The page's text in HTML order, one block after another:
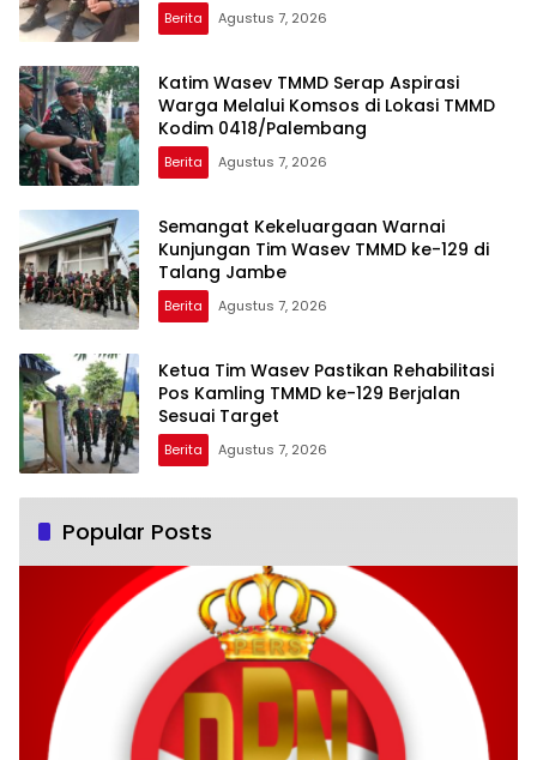
Berita Agustus 7, 2026
Katim Wasev TMMD Serap Aspirasi
Warga Melalui Komsos di Lokasi TMMD
Kodim 0418/Palembang
Berita Agustus 7, 2026
Semangat Kekeluargaan Warnai
Kunjungan Tim Wasev TMMD ke-129 di
Talang Jambe
Berita Agustus 7, 2026
Ketua Tim Wasev Pastikan Rehabilitasi
Pos Kamling TMMD ke-129 Berjalan
Sesuai Target
Berita Agustus 7, 2026
Popular Posts